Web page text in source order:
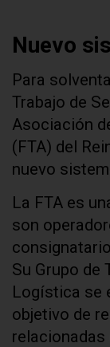
Nuevo
Para
Trabajo de
Asociación
(FTA) del
nuevo
La FTA es
son
Su Grupo de
Logística se
objetivo de
relacionadas